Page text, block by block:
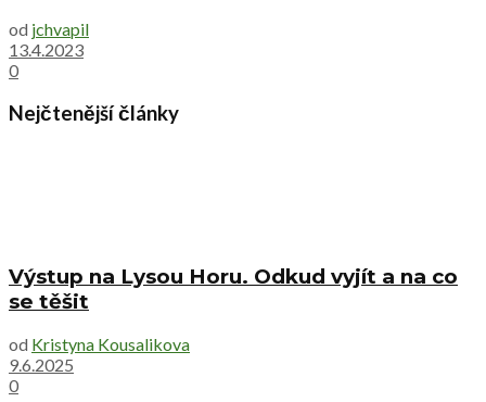
od jchvapil
13.4.2023
0
Nejčtenější články
Výstup na Lysou Horu. Odkud vyjít a na co
se těšit
od Kristyna Kousalikova
9.6.2025
0